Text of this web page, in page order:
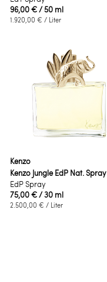
96,00 €/ 50 ml
1.920,00 € / Liter
Kenzo
Kenzo Jungle EdP Nat. Spray
EdP Spray
75,00 €/ 30 ml
2.500,00 € / Liter